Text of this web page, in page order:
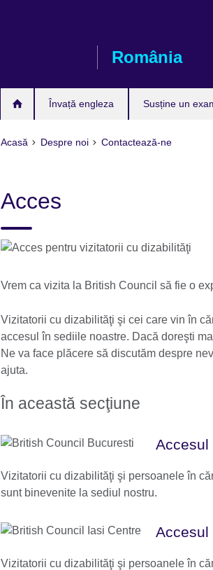
România
Învață engleza Susține un
Acasă Despre noi Contactează-ne
Acces
Vrem ca vizita la British Council să fie o
Vizitatorii cu dizabilităţi şi cei care vin în
accesul în sediile noastre. Dacă doreşti
Ne va face plăcere să discutăm despre
ajuta.
În această secţiune
Accesul
Vizitatorii cu dizabilităţi şi persoanele în
sunt binevenite la sediul nostru.
Accesul
Vizitatorii cu dizabilităţi şi persoanele în